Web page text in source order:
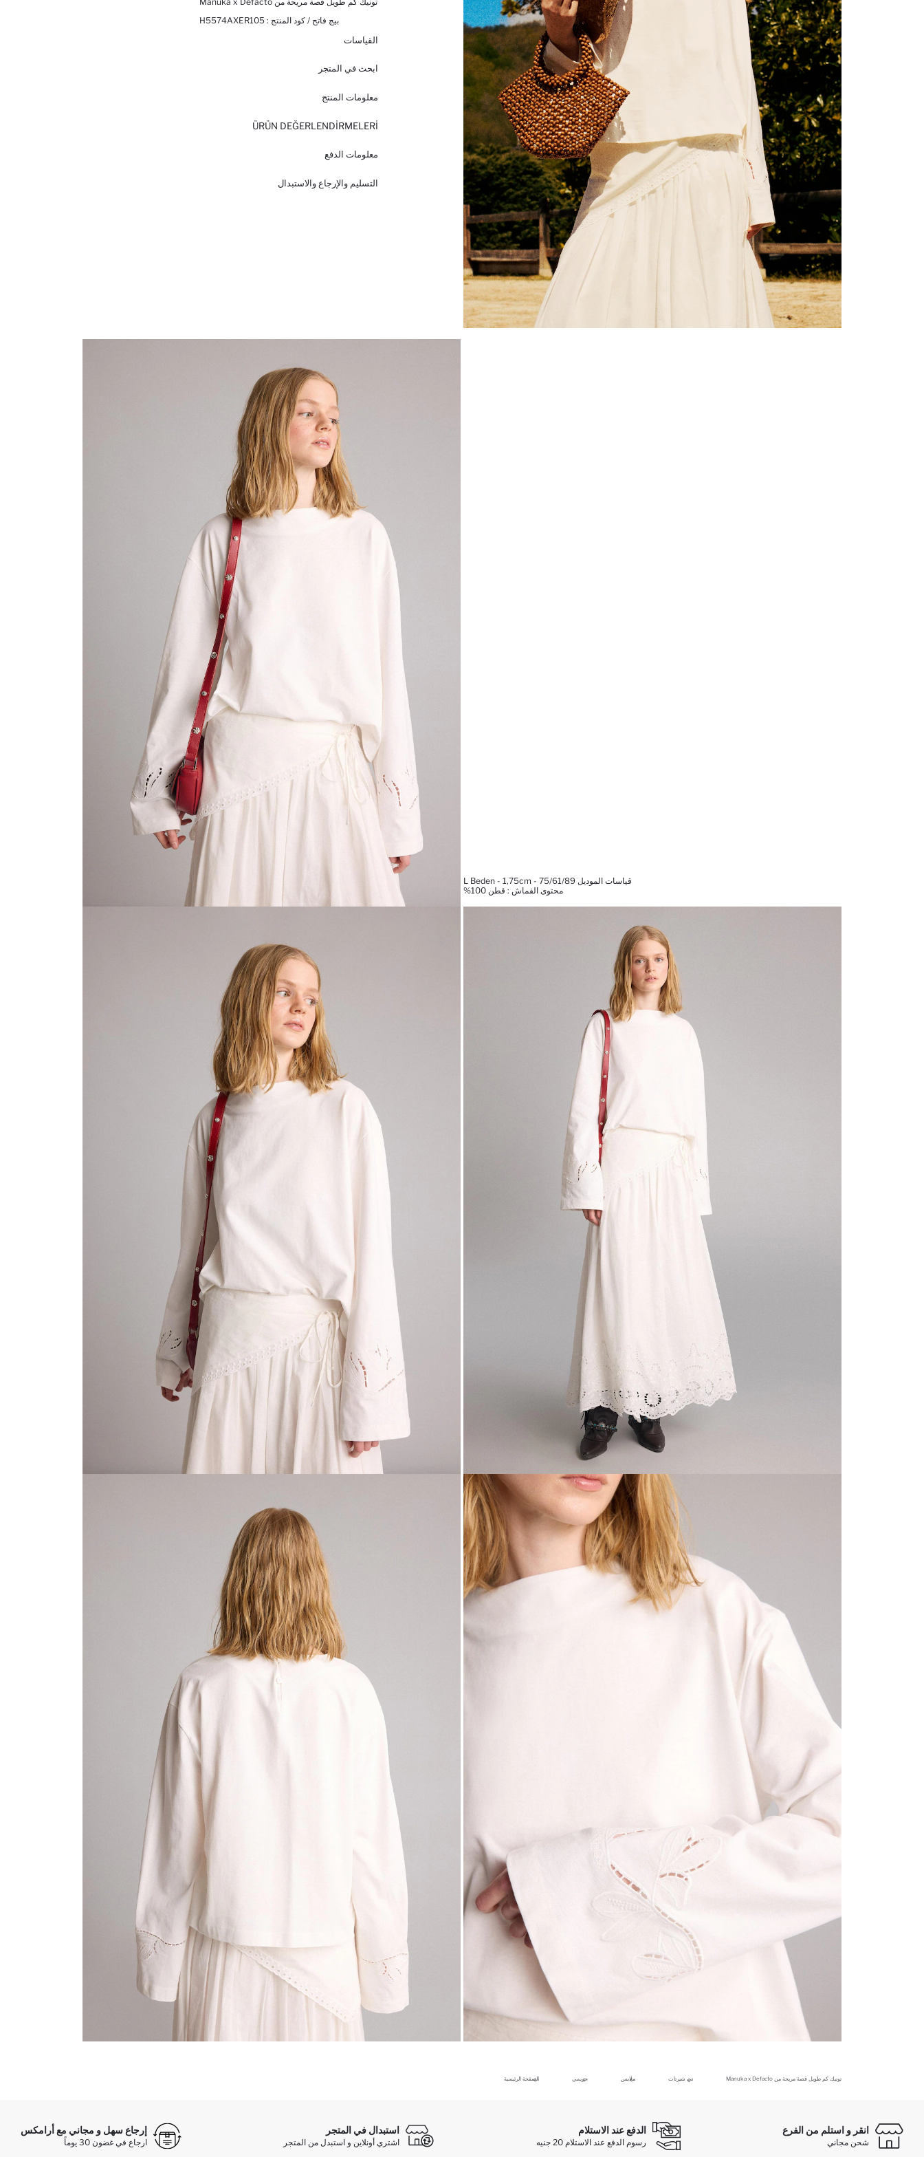
بيج فاتح / كود المنتج : H5574AXER105
القياسات
ابحث في المتجر
معلومات المنتج
ÜRÜN DEĞERLENDİRMELERİ
معلومات الدفع
التسليم والإرجاع والاستبدال
قياسات الموديل L Beden - 1,75cm - 75/61/89
محتوى القماش : قطن 100%
الصفحة الرئيسية حريمي ملابس تي شيرتات تونيك كم طويل قصة مريحة من Manuka x Defacto
انقر و استلم من الفرع
شحن مجاني
الدفع عند الاستلام
رسوم الدفع عند الاستلام 20 جنيه
استبدال في المتجر
اشتري أونلاين و استبدل من المتجر
إرجاع سهل و مجاني مع أرامكس
ارجاع في غضون 30 يوماً